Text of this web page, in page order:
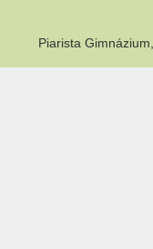
Piarista